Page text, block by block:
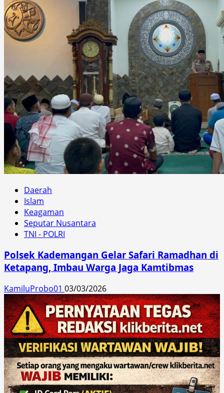
Daerah
Islam
Keagaman
Seputar Nusantara
TNI - POLRI
Polsek Kademangan Gelar Safari Ramadhan di
Ketapang, Imbau Warga Jaga Kamtibmas
KamiluProbo01 03/03/2026